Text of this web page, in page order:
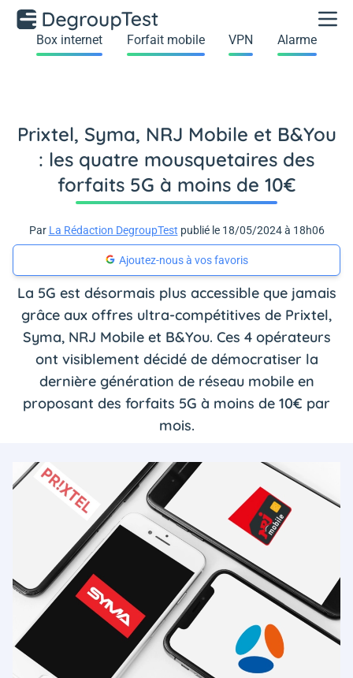
Box internet Forfait mobile VPN Alarme
Prixtel, Syma, NRJ Mobile et B&You
: les quatre mousquetaires des
forfaits 5G à moins de 10€
Par La Rédaction DegroupTest publié le 18/05/2024 à 18h06
Ajoutez-nous à vos favoris
La 5G est désormais plus accessible que jamais
grâce aux offres ultra-compétitives de Prixtel,
Syma, NRJ Mobile et B&You. Ces 4 opérateurs
ont visiblement décidé de démocratiser la
dernière génération de réseau mobile en
proposant des forfaits 5G à moins de 10€ par
mois.